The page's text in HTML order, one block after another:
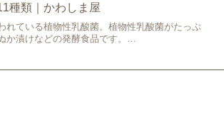
種類｜かわしま屋
れている植物性乳酸菌。植物性乳酸菌がたっぷ
か漬けなどの発酵食品です。…